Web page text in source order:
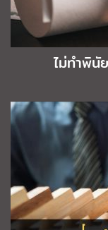
ไม่ทำพินั